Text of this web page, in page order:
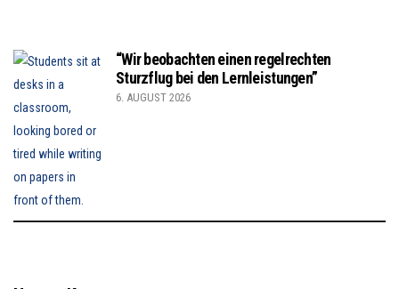
“Wir beobachten einen regelrechten
Sturzflug bei den Lernleistungen”
6. AUGUST 2026